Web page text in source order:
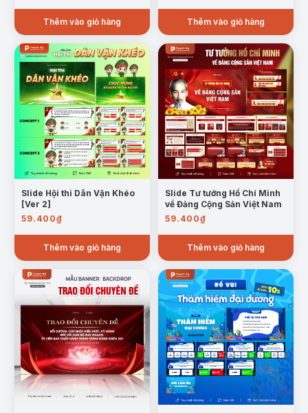
là:
180.000₫.
tại
là:
148.500₫.
Thêm vào giỏ hàng Thêm vào giỏ hàng
Slide Hội thi Dân Vận Khéo
[Ver 2]
59.400₫
Thêm vào giỏ hàng
Slide Tư tưởng Hồ Chí Minh
về Đảng Cộng Sản Việt Nam
59.400₫
Thêm vào giỏ hàng